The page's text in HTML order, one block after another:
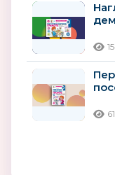
61